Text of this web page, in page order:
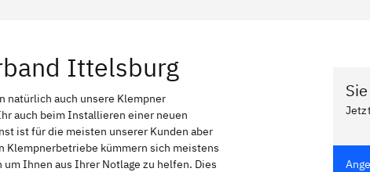
Ittelsburg
natürlich auch unsere Klempner
auch beim Installieren einer neuen
ist für die meisten unserer Kunden aber
Klempnerbetriebe kümmern sich meistens
Ihnen aus Ihrer Notlage zu helfen. Dies